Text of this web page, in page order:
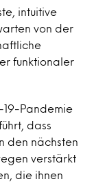
intuitive
von der
funktionaler
19-Pandemie
dass
den nächsten
verstärkt
die ihnen